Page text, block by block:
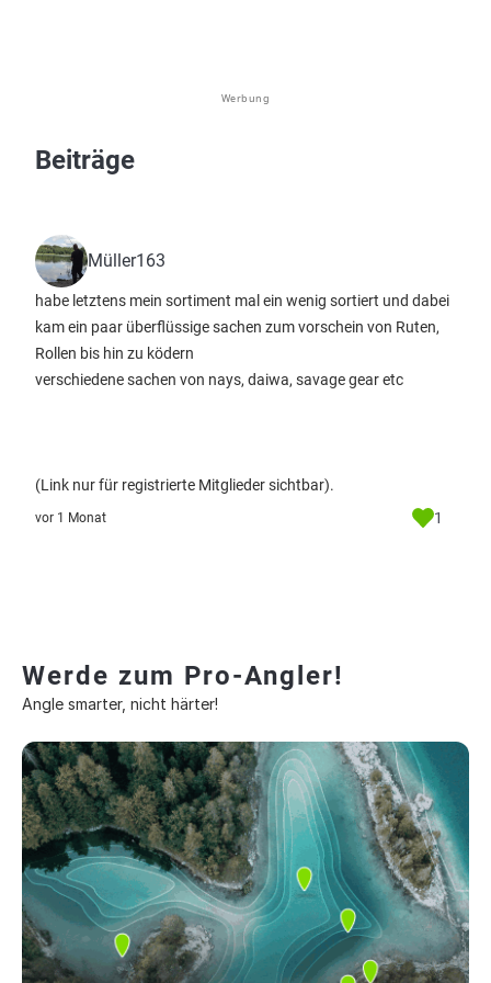
Werbung
Beiträge
Müller163
habe letztens mein sortiment mal ein wenig sortiert und dabei
kam ein paar überflüssige sachen zum vorschein von Ruten,
Rollen bis hin zu ködern
verschiedene sachen von nays, daiwa, savage gear etc
(Link nur für registrierte Mitglieder sichtbar).
vor 1 Monat 1
Werde zum Pro-Angler!
Angle smarter, nicht härter!